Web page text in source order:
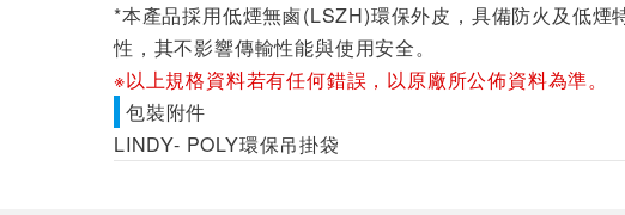
*本產品採用低煙無鹵(LSZH)環保外皮，具備防火及低
性，其不影響傳輸性能與使用安全。
※以上規格資料若有任何錯誤，以原廠所公佈資料為準。
包裝附件
LINDY- POLY環保吊掛袋